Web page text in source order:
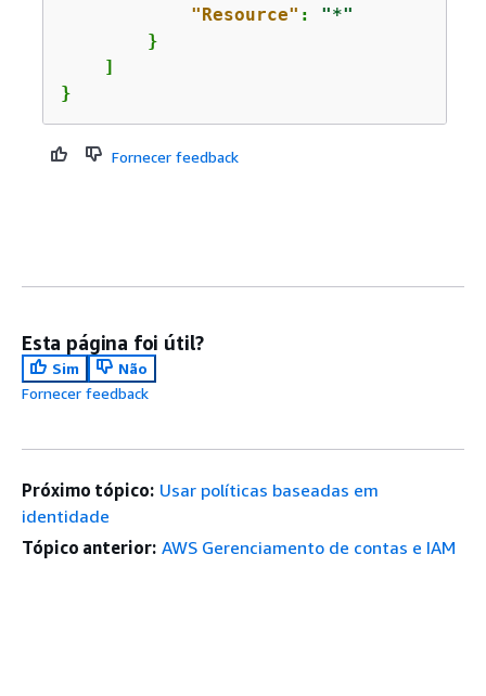
"Resource" : "*"
        }
    ]
}
Fornecer feedback
Esta página foi útil?
Sim
Não
Fornecer feedback
Próximo tópico: Usar políticas baseadas em
identidade
Tópico anterior: AWS Gerenciamento de contas e IAM